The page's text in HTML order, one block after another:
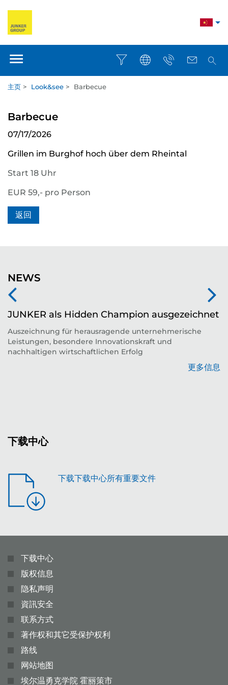
主页 > Look&see > Barbecue
Barbecue
07/17/2026
Grillen im Burghof hoch über dem Rheintal
Start 18 Uhr
EUR 59,- pro Person
返回
NEWS
JUNKER als Hidden Champion ausgezeichnet
Auszeichnung für herausragende unternehmerische
Leistungen, besondere Innovationskraft und
nachhaltigen wirtschaftlichen Erfolg
更多信息
下载中心
下载下载中心所有重要文件
下载中心
版权信息
隐私声明
資訊安全
联系方式
著作权和其它受保护权利
路线
网站地图
埃尔温勇克学院 霍丽策市